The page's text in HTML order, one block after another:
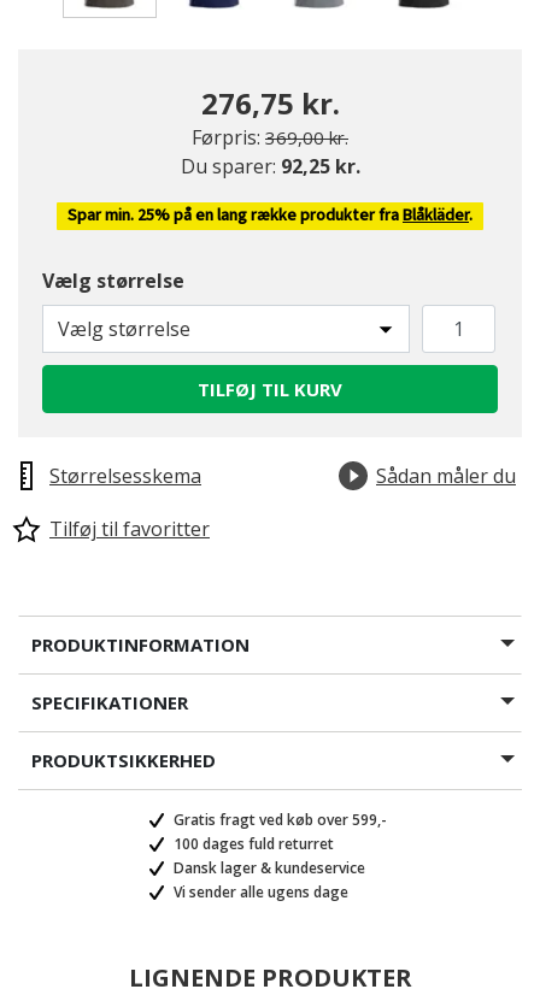
276,75 kr.
Førpris: Pris nedsat fra
369,00 kr.til
Du sparer: 92,25 kr.
Spar min. 25% på en lang række produkter fraBlåkläder.
Vælg størrelse
Vælg størrelse
TILFØJ TIL KURV
Størrelsesskema
Sådan måler du
Tilføj til favoritter
PRODUKTINFORMATION
SPECIFIKATIONER
PRODUKTSIKKERHED
Gratis fragt ved køb over 599,-
100 dages fuld returret
Dansk lager & kundeservice
Vi sender alle ugens dage
LIGNENDE PRODUKTER